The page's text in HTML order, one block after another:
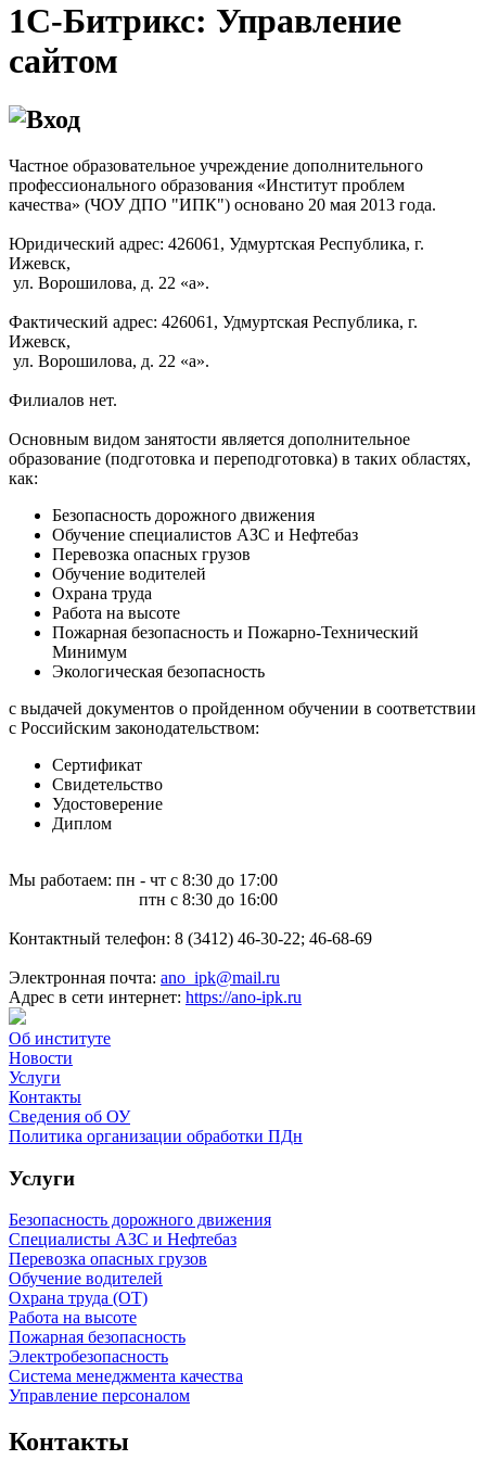
1С-Битрикс: Управление
сайтом
Частное образовательное учреждение дополнительного
профессионального образования «Институт проблем
качества» (ЧОУ ДПО "ИПК") основано 20 мая 2013 года.
Юридический адрес: 426061, Удмуртская Республика, г.
Ижевск,
ул. Ворошилова, д. 22 «а».
Фактический адрес: 426061, Удмуртская Республика, г.
Ижевск,
ул. Ворошилова, д. 22 «а».
Филиалов нет.
Основным видом занятости является дополнительное
образование (подготовка и переподготовка) в таких областях,
как:
Безопасность дорожного движения
Обучение специалистов АЗС и Нефтебаз
Перевозка опасных грузов
Обучение водителей
Охрана труда
Работа на высоте
Пожарная безопасность и Пожарно-Технический
Минимум
Экологическая безопасность
с выдачей документов о пройденном обучении в соответствии
с Российским законодательством:
Сертификат
Свидетельство
Удостоверение
Диплом
Мы работаем: пн - чт с 8:30 до 17:00
птн с 8:30 до 16:00
Контактный телефон: 8 (3412) 46-30-22; 46-68-69
Электронная почта: ano_ipk@mail.ru
Адрес в сети интернет: https://ano-ipk.ru
Об институте
Новости
Услуги
Контакты
Сведения об ОУ
Политика организации обработки ПДн
Услуги
Безопасность дорожного движения
Специалисты АЗС и Нефтебаз
Перевозка опасных грузов
Обучение водителей
Охрана труда (ОТ)
Работа на высоте
Пожарная безопасность
Электробезопасность
Система менеджмента качества
Управление персоналом
Контакты